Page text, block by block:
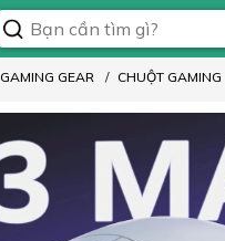
GAMING GEAR CHUỘT GAMING